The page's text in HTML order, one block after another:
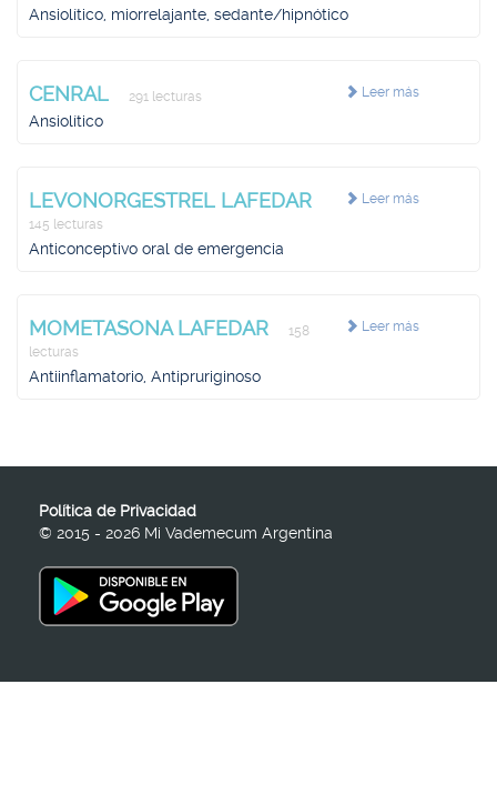
Ansiolítico, miorrelajante, sedante/hipnótico
Leer más
CENRAL 291 lecturas
Ansiolítico
Leer más
LEVONORGESTREL LAFEDAR
145 lecturas
Anticonceptivo oral de emergencia
Leer más
MOMETASONA LAFEDAR
158
lecturas
Antiinflamatorio, Antipruriginoso
Política de Privacidad
© 2015 - 2026 Mi Vademecum Argentina